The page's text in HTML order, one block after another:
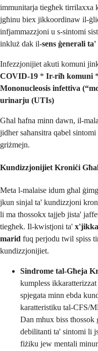
immunitarja tiegħek
jgħinu biex jikkoordinaw il-
infjammazzjoni u s-sintomi
inkluż dak il-sens ġenerali
Infezzjonijiet akuti komuni
COVID-19 * Ir-riħ komuni *
Mononucleosis infettiva
urinarju (UTIs)
Għal ħafna minn dawn, il-
jidher saħansitra qabel
griżmejn.
Kundizzjonijiet Kroniċi
Meta l-malaise idum għal
jkun sinjal ta' kundizzjoni
li ma tħossokx tajjeb jista'
tiegħek. Il-kwistjoni ta'
marid fuq perjodu twil spiss
kundizzjonijiet.
Sindrome tal-Għeja
kumpless
spjegata minn ebda
karatteristiku tal-CFS/
Dan mhux biss tħossok
debilitanti ta' sintomi li
fiżiku jew mentali